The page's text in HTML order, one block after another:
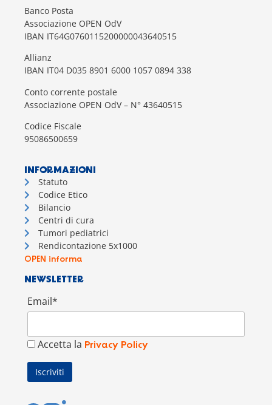
Banco Posta
Associazione OPEN OdV
IBAN IT64G0760115200000043640515
Allianz
IBAN IT04 D035 8901 6000 1057 0894 338
Conto corrente postale
Associazione OPEN OdV – N° 43640515
Codice Fiscale
95086500659
INFORMAZIONI
Statuto
Codice Etico
Bilancio
Centri di cura
Tumori pediatrici
Rendicontazione 5x1000
OPEN informa
NEWSLETTER
Email*
Accetta la Privacy Policy